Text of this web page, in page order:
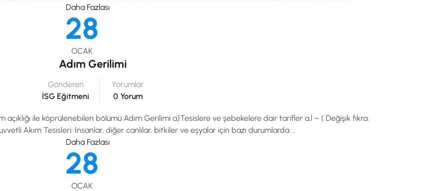
Daha Fazlası
28
OCAK
Adım Gerilimi
Gönderen
İSG Eğitmeni
Yorumlar
0 Yorum
açıklığı ile köprülenebilen bölümü Adım Gerilimi a}Tesislere ve şebekelere dair tarifler a.l – ( Değişik fıkra:
Akım Tesisleri: İnsanlar, diğer canlılar, bitkiler ve eşyalar için bazı durumlarda …
Daha Fazlası
28
OCAK